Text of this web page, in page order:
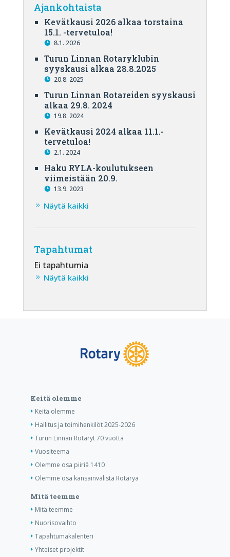
Ajankohtaista
Kevätkausi 2026 alkaa torstaina
15.1. -tervetuloa!
8.1. 2026
Turun Linnan Rotaryklubin
syyskausi alkaa 28.8.2025
20.8. 2025
Turun Linnan Rotareiden syyskausi
alkaa 29.8. 2024
19.8. 2024
Kevätkausi 2024 alkaa 11.1.-
tervetuloa!
2.1. 2024
Haku RYLA-koulutukseen
viimeistään 20.9.
13.9. 2023
Näytä kaikki
Tapahtumat
Ei tapahtumia
Näytä kaikki
Keitä olemme
Keitä olemme
Hallitus ja toimihenkilöt 2025-2026
Turun Linnan Rotaryt 70 vuotta
Vuositeema
Olemme osa piiriä 1410
Olemme osa kansainvälistä Rotarya
Mitä teemme
Mitä teemme
Nuorisovaihto
Tapahtumakalenteri
Yhteiset projektit